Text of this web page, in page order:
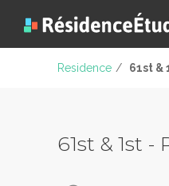
Residence / 61st &
61st & 1st